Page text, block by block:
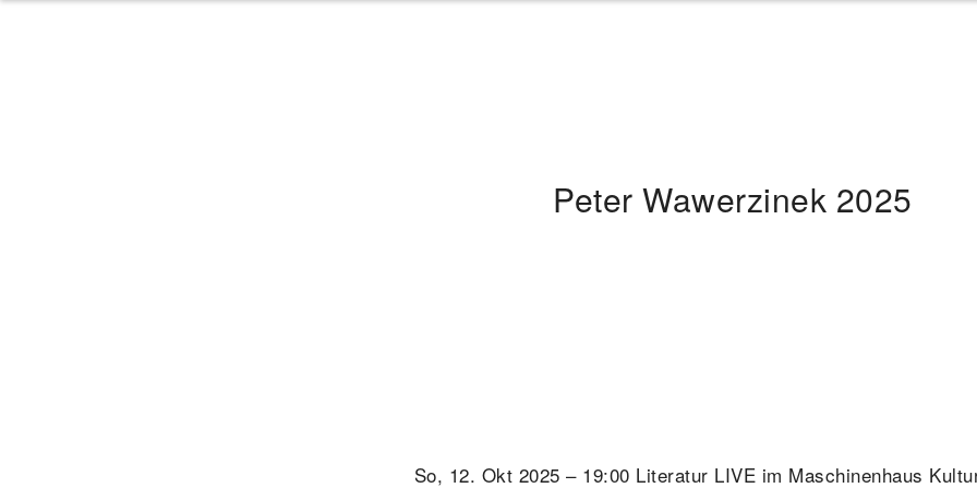
Peter Wawerzinek 2025
So, 12. Okt 2025 – 19:00 Literatur LIVE im Maschinenhaus